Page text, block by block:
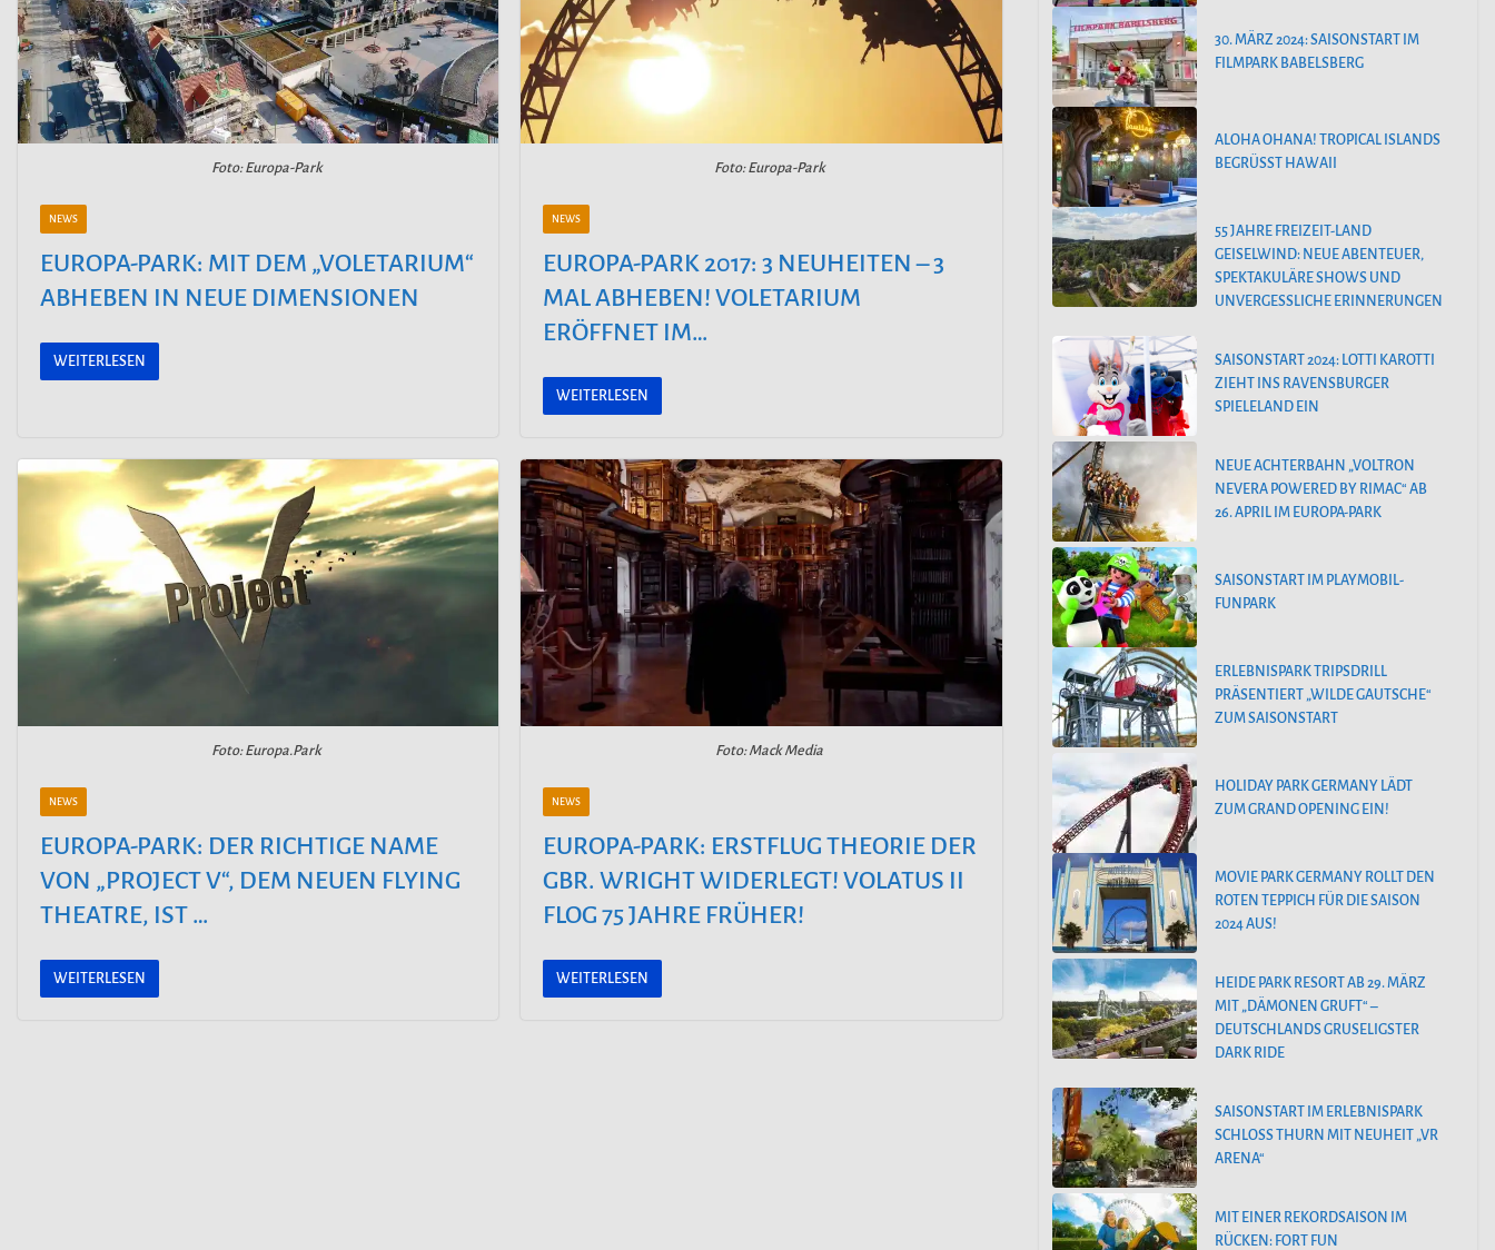
Foto: Europa-Park
NEWS
EUROPA-PARK: MIT DEM „VOLETARIUM“
ABHEBEN IN NEUE DIMENSIONEN
WEITERLESEN
Foto: Europa-Park
NEWS
EUROPA-PARK 2017: 3 NEUHEITEN – 3
MAL ABHEBEN! VOLETARIUM
ERÖFFNET IM…
WEITERLESEN
Foto: Europa.Park
NEWS
EUROPA-PARK: DER RICHTIGE NAME
VON „PROJECT V“, DEM NEUEN FLYING
THEATRE, IST …
WEITERLESEN
Foto: Mack Media
NEWS
EUROPA-PARK: ERSTFLUG THEORIE DER
GBR. WRIGHT WIDERLEGT! VOLATUS II
FLOG 75 JAHRE FRÜHER!
WEITERLESEN
30. MÄRZ 2024: SAISONSTART IM
FILMPARK BABELSBERG
ALOHA OHANA! TROPICAL ISLANDS
BEGRÜSST HAWAII
55 JAHRE FREIZEIT-LAND
GEISELWIND: NEUE ABENTEUER,
SPEKTAKULÄRE SHOWS UND
UNVERGESSLICHE ERINNERUNGEN
SAISONSTART 2024: LOTTI KAROTTI
ZIEHT INS RAVENSBURGER
SPIELELAND EIN
NEUE ACHTERBAHN „VOLTRON
NEVERA POWERED BY RIMAC“ AB
26. APRIL IM EUROPA-PARK
SAISONSTART IM PLAYMOBIL-
FUNPARK
ERLEBNISPARK TRIPSDRILL
PRÄSENTIERT „WILDE GAUTSCHE“
ZUM SAISONSTART
HOLIDAY PARK GERMANY LÄDT
ZUM GRAND OPENING EIN!
MOVIE PARK GERMANY ROLLT DEN
ROTEN TEPPICH FÜR DIE SAISON
2024 AUS!
HEIDE PARK RESORT AB 29. MÄRZ
MIT „DÄMONEN GRUFT“ –
DEUTSCHLANDS GRUSELIGSTER
DARK RIDE
SAISONSTART IM ERLEBNISPARK
SCHLOSS THURN MIT NEUHEIT „VR
ARENA“
MIT EINER REKORDSAISON IM
RÜCKEN: FORT FUN